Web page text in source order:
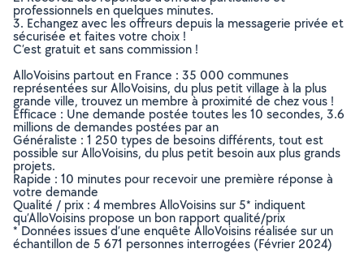
professionnels en quelques minutes.
3. Echangez avec les offreurs depuis la messagerie privée et
sécurisée et faites votre choix !
C’est gratuit et sans commission !
AlloVoisins partout en France : 35 000 communes
représentées sur AlloVoisins, du plus petit village à la plus
grande ville, trouvez un membre à proximité de chez vous !
Efficace : Une demande postée toutes les 10 secondes, 3.6
millions de demandes postées par an
Généraliste : 1 250 types de besoins différents, tout est
possible sur AlloVoisins, du plus petit besoin aux plus grands
projets.
Rapide : 10 minutes pour recevoir une première réponse à
votre demande
Qualité / prix : 4 membres AlloVoisins sur 5* indiquent
qu’AlloVoisins propose un bon rapport qualité/prix
* Données issues d’une enquête AlloVoisins réalisée sur un
échantillon de 5 671 personnes interrogées (Février 2024)